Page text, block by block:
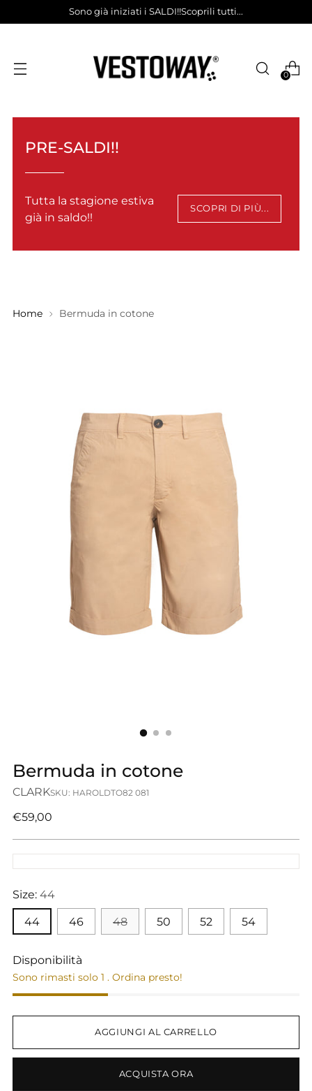
Sono già iniziati i SALDI!!Scoprili tutti...
0
PRE-SALDI!!
Tutta la stagione estiva
già in saldo!!
SCOPRI DI PIÙ...
Home Bermuda in cotone
Bermuda in cotone
CLARKSKU: HAROLDTO82 081
Prezzo
€59,00
Size: 44
44
46 48 50 52 54
Disponibilità
Sono rimasti solo 1 . Ordina presto!
AGGIUNGI AL CARRELLO
ACQUISTA ORA